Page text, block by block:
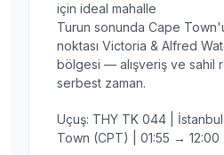
için ideal mahalle
Turun sonunda Cape
noktası Victoria & Alfred
bölgesi — alışveriş ve sahil
serbest zaman.
Uçuş: THY TK 044 |
Town (CPT) | 01:55 → 12:00